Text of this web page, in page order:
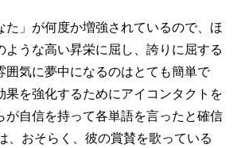
た」が何度か増強されているので、ほ
ような高い昇栄に屈し、誇りに屈する
囲気に夢中になるのはとても簡単で
果を強化するためにアイコンタクトを
が自信を持って各単語を言ったと確信
、おそらく、彼の賞賛を歌っている